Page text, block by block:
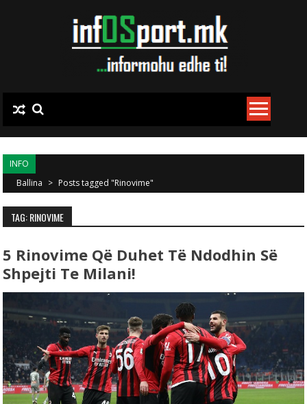
INFO
Ballina > Posts tagged "Rinovime"
TAG: RINOVIME
5 Rinovime Që Duhet Të Ndodhin Së
Shpejti Te Milani!